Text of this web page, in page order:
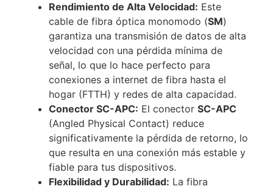
Rendimiento de Alta Velocidad: Este
cable de fibra óptica monomodo (SM)
garantiza una transmisión de datos de alta
velocidad con una pérdida mínima de
señal, lo que lo hace perfecto para
conexiones a internet de fibra hasta el
hogar (FTTH) y redes de alta capacidad.
Conector SC-APC: El conector SC-APC
(Angled Physical Contact) reduce
significativamente la pérdida de retorno, lo
que resulta en una conexión más estable y
fiable para tus dispositivos.
Flexibilidad y Durabilidad: La fibra